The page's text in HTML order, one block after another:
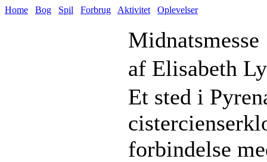
Home Bog Spil Forbrug Aktivitet Oplevelser
Midnatsmesse
af Elisabeth
Et sted i
forbindelse